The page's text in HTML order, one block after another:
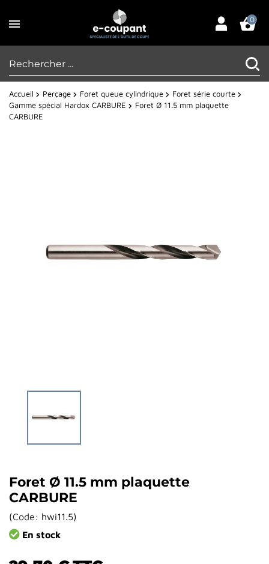
0
Accueil Perçage Foret queue cylindrique
Foret série courte
Gamme spécial Hardox CARBURE
Foret Ø 11.5 mm plaquette
CARBURE
Foret Ø 11.5 mm plaquette
CARBURE
(Code: hwi11.5)
En stock